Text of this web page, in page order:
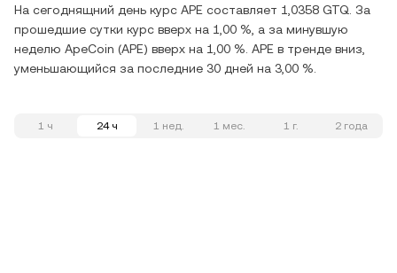
На сегоднящний день курс APE составляет 1,0358 GTQ. За
прошедшие сутки курс вверх на 1,00 %, а за минувшую
неделю ApeCoin (APE) вверх на 1,00 %. APE в тренде вниз,
уменьшающийся за последние 30 дней на 3,00 %.
1 ч 24 ч 1 нед. 1 мес. 1 г. 2 года